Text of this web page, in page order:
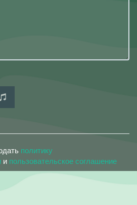
политику
и пользовательское соглашение